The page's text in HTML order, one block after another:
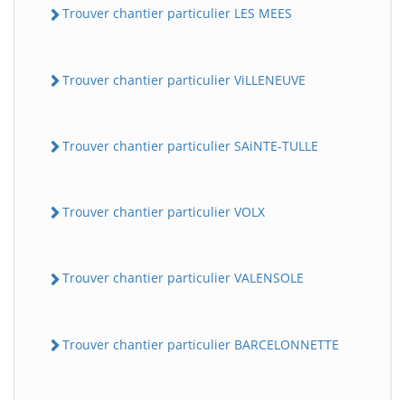
Trouver chantier particulier LES MEES
Trouver chantier particulier ViLLENEUVE
Trouver chantier particulier SAiNTE-TULLE
Trouver chantier particulier VOLX
Trouver chantier particulier VALENSOLE
Trouver chantier particulier BARCELONNETTE